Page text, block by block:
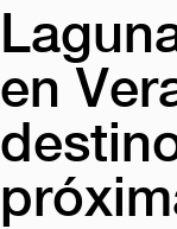
en